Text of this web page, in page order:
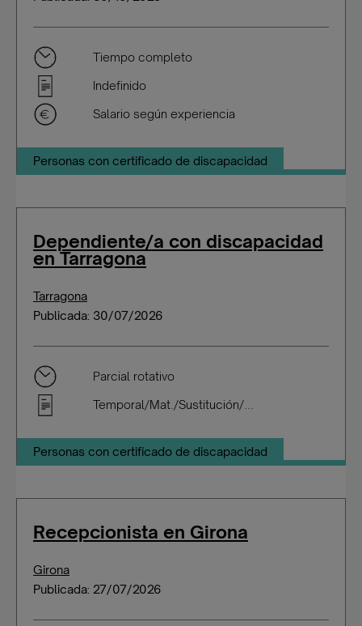
Tiempo completo
Indefinido
Salario según experiencia
Personas con certificado de discapacidad
Dependiente/a con discapacidad
en Tarragona
Tarragona
Publicada: 30/07/2026
Parcial rotativo
Temporal/Mat./Sustitución/...
Personas con certificado de discapacidad
Recepcionista en Girona
Girona
Publicada: 27/07/2026